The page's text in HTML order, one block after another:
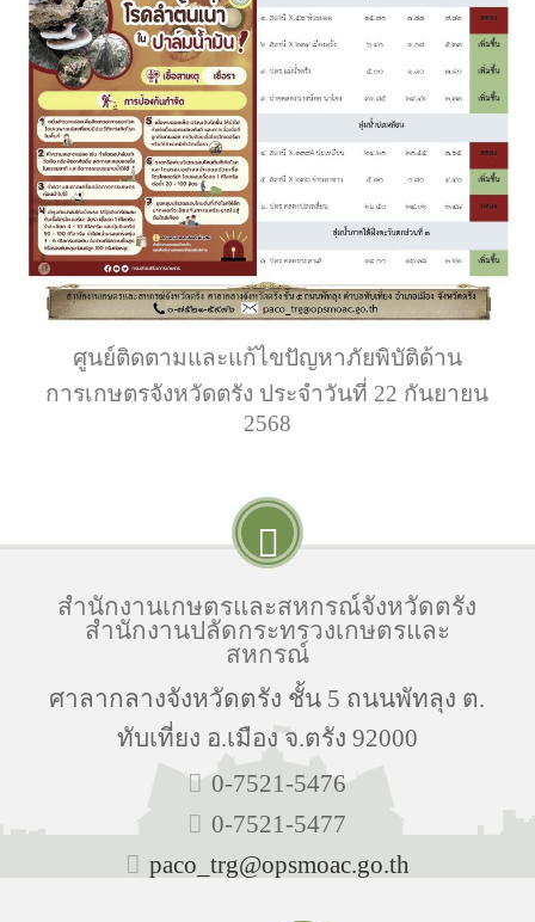
ศูนย์ติดตามและแก้ไขปัญหาภัยพิบัติด้าน
การเกษตรจังหวัดตรัง ประจำวันที่ 22 กันยายน
2568
สำนักงานเกษตรและสหกรณ์จังหวัดตรัง
สำนักงานปลัดกระทรวงเกษตรและ
สหกรณ์
ศาลากลางจังหวัดตรัง ชั้น 5 ถนนพัทลุง ต.
ทับเที่ยง อ.เมือง จ.ตรัง 92000
0-7521-5476
0-7521-5477
paco_trg@opsmoac.go.th